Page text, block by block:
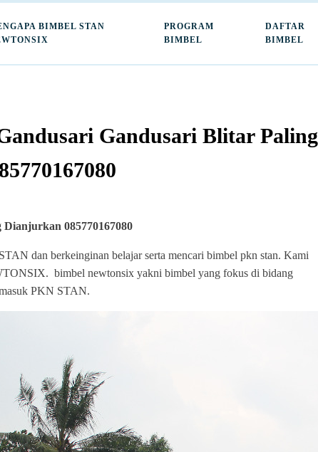
BIMBEL STAN
PROGRAM
BIMBEL
DAFTAR
BIMBEL
Gandusari Blitar Paling
085770167080
dan berkeinginan belajar serta mencari bimbel pkn stan. Kami
bimbel newtonsix yakni bimbel yang fokus di bidang
PKN STAN.